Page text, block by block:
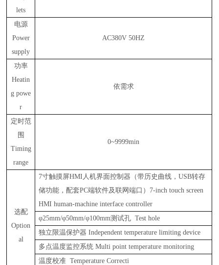
lets
电源
Power
supply
AC380V 50HZ
功率
Heatin
g powe
r
依需求
定时范
围
Timing
range
0~9999min
选配
Option
al
7寸触摸屏HMI人机界面控制器（带历史曲线，USB转存
储功能，配套PC端软件及联网端口）7-inch touch screen
HMI human-machine interface controller
φ25mm/φ50mm/φ100mm测试孔 Test hole
独立限温保护器 Independent temperature limiting device
多点温度监控系统 Multi point temperature monitoring
温度校准 Temperature Correcti